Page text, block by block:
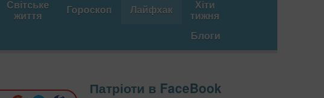
Світське
життя Гороскоп Лайфхак Хіти
тижня
Блоги
Патріоти в FaceBook